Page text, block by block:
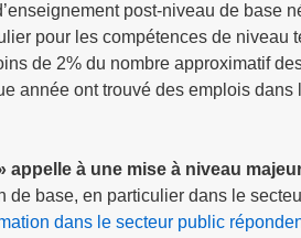
post-niveau de base
pour les compétences de niveau
de 2% du nombre approximatif
année ont trouvé des emplois dans
à une mise à niveau
base, en particulier dans le
dans le secteur public